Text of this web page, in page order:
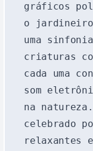
gráficos
o
uma
criaturas
cada uma
som
na
celebrado
relaxantes